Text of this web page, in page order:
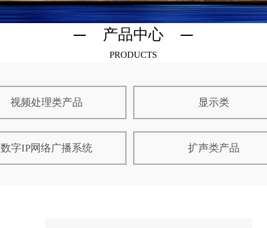
产品中心
PRODUCTS
视频处理类产品 显示类
数字IP网络广播系统 扩声类产品